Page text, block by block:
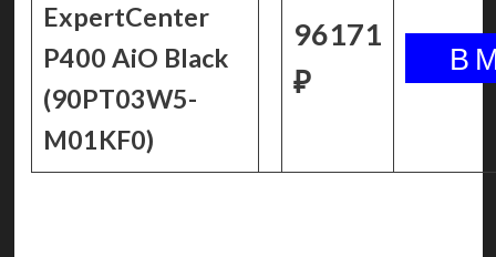
ExpertCenter
P400 AiO Black
(90PT03W5-
M01KF0)
96171
₽